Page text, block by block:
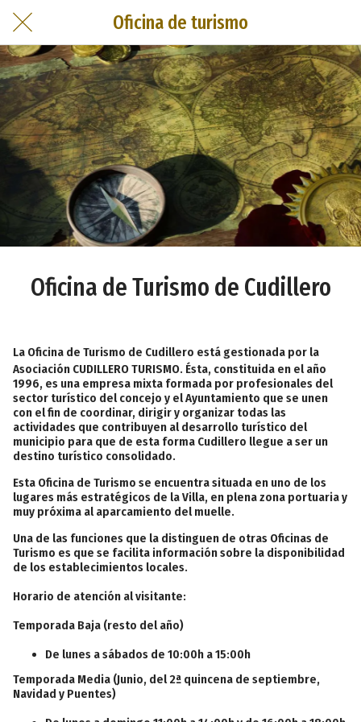
Oficina de turismo
Oficina de Turismo de Cudillero
La Oficina de Turismo de Cudillero está gestionada por la
Asociación CUDILLERO TURISMO. Ésta, constituida en el año
1996, es una empresa mixta formada por profesionales del
sector turístico del concejo y el Ayuntamiento que se unen
con el fin de coordinar, dirigir y organizar todas las
actividades que contribuyen al desarrollo turístico del
municipio para que de esta forma Cudillero llegue a ser un
destino turístico consolidado.
Esta Oficina de Turismo se encuentra situada en uno de los
lugares más estratégicos de la Villa, en plena zona portuaria y
muy próxima al aparcamiento del muelle.
Una de las funciones que la distinguen de otras Oficinas de
Turismo es que se facilita información sobre la disponibilidad
de los establecimientos locales.
Horario de atención al visitante:
Temporada Baja (resto del año)
De lunes a sábados de 10:00h a 15:00h
Temporada Media (Junio, del 2ª quincena de septiembre,
Navidad y Puentes)